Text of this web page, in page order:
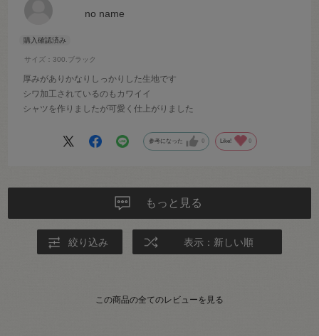
no name
サイズ：300.ブラック
厚みがありかなりしっかりした生地です
シワ加工されているのもカワイイ
シャツを作りましたが可愛く仕上がりました
参考になった 0 Like! 0
もっと見る
絞り込み 表示：新しい順
この商品の全てのレビューを見る